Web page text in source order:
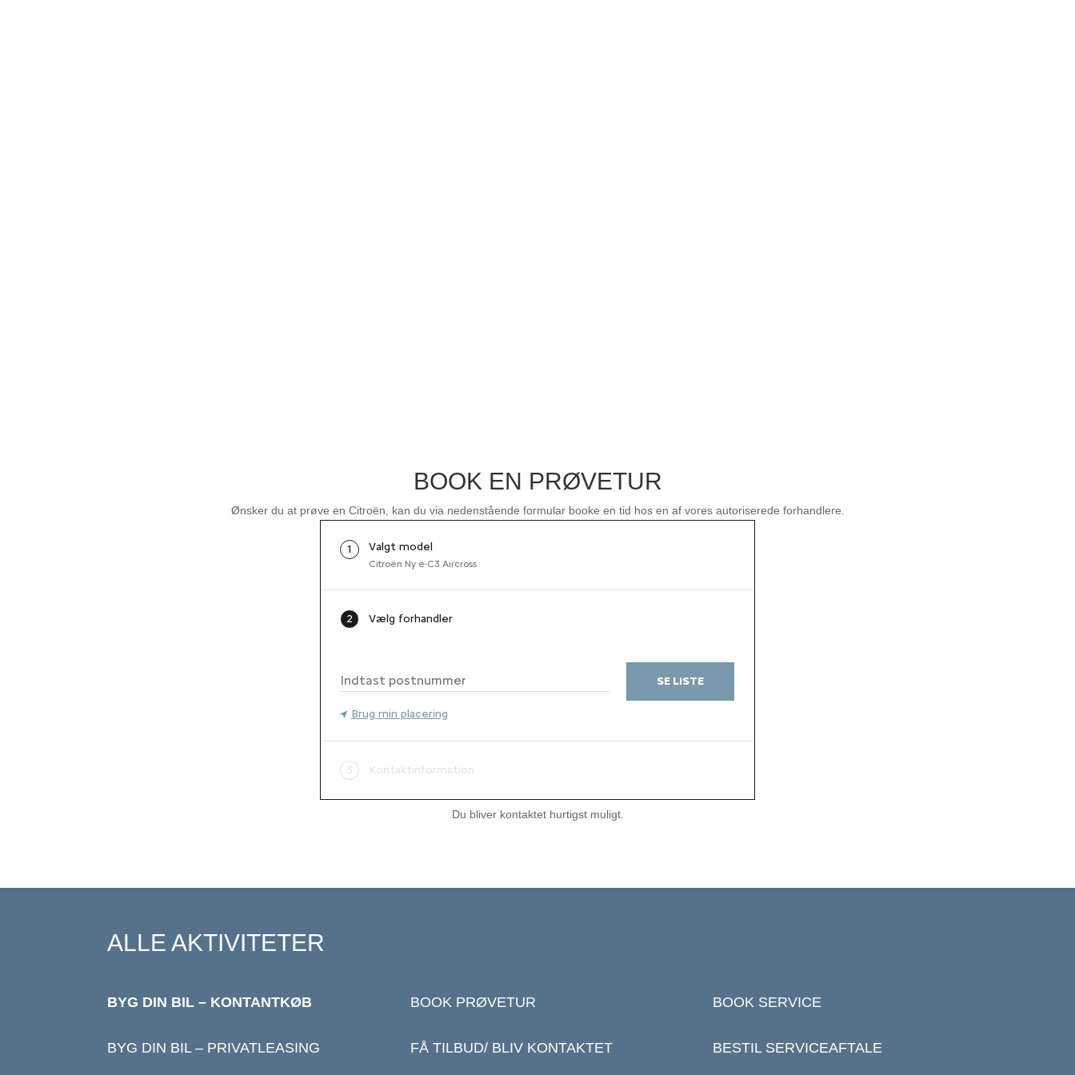
BOOK EN PRØVETUR
Ønsker du at prøve en Citroën, kan du via nedenstående formular booke en tid hos en af vores autoriserede forhandlere.
Du bliver kontaktet hurtigst muligt.
ALLE AKTIVITETER
BYG DIN BIL – KONTANTKØB
BYG DIN BIL – PRIVATLEASING
BOOK PRØVETUR
FÅ TILBUD/ BLIV KONTAKTET
BOOK SERVICE
BESTIL SERVICEAFTALE